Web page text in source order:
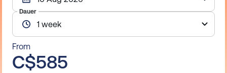
Dauer
From
C$585